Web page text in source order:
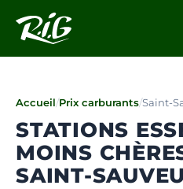
Accueil/Prix carburants/Saint-
STATIONS
MOINS
SAINT-